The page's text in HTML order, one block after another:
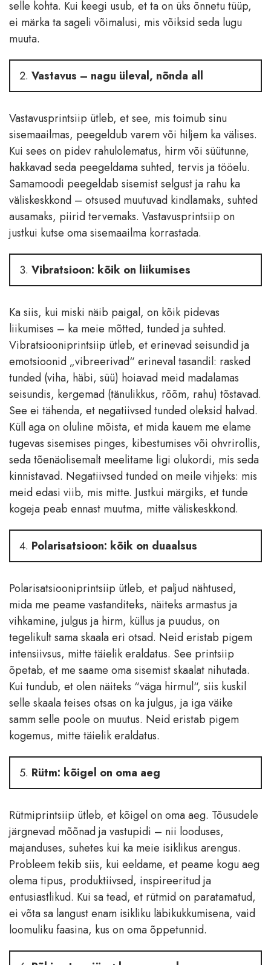
selle kohta. Kui keegi usub, et ta on üks õnnetu tüüp,
ei märka ta sageli võimalusi, mis võiksid seda lugu
muuta.
Vastavus – nagu üleval, nõnda all
Vastavusprintsiip ütleb, et see, mis toimub sinu
sisemaailmas, peegeldub varem või hiljem ka välises.
Kui sees on pidev rahulolematus, hirm või süütunne,
hakkavad seda peegeldama suhted, tervis ja tööelu.
Samamoodi peegeldab sisemist selgust ja rahu ka
väliskeskkond – otsused muutuvad kindlamaks, suhted
ausamaks, piirid tervemaks. Vastavusprintsiip on
justkui kutse oma sisemaailma korrastada.
Vibratsioon: kõik on liikumises
Ka siis, kui miski näib paigal, on kõik pidevas
liikumises – ka meie mõtted, tunded ja suhted.
Vibratsiooniprintsiip ütleb, et erinevad seisundid ja
emotsioonid „vibreerivad“ erineval tasandil: rasked
tunded (viha, häbi, süü) hoiavad meid madalamas
seisundis, kergemad (tänulikkus, rõõm, rahu) tõstavad.
See ei tähenda, et negatiivsed tunded oleksid halvad.
Küll aga on oluline mõista, et mida kauem me elame
tugevas sisemises pinges, kibestumises või ohvrirollis,
seda tõenäolisemalt meelitame ligi olukordi, mis seda
kinnistavad. Negatiivsed tunded on meile vihjeks: mis
meid edasi viib, mis mitte. Justkui märgiks, et tunde
kogeja peab ennast muutma, mitte väliskeskkond.
Polarisatsioon: kõik on duaalsus
Polarisatsiooniprintsiip ütleb, et paljud nähtused,
mida me peame vastanditeks, näiteks armastus ja
vihkamine, julgus ja hirm, küllus ja puudus, on
tegelikult sama skaala eri otsad. Neid eristab pigem
intensiivsus, mitte täielik eraldatus. See printsiip
õpetab, et me saame oma sisemist skaalat nihutada.
Kui tundub, et olen näiteks “väga hirmul“, siis kuskil
selle skaala teises otsas on ka julgus, ja iga väike
samm selle poole on muutus. Neid eristab pigem
kogemus, mitte täielik eraldatus.
Rütm: kõigel on oma aeg
Rütmiprintsiip ütleb, et kõigel on oma aeg. Tõusudele
järgnevad mõõnad ja vastupidi – nii looduses,
majanduses, suhetes kui ka meie isiklikus arengus.
Probleem tekib siis, kui eeldame, et peame kogu aeg
olema tipus, produktiivsed, inspireeritud ja
entusiastlikud. Kui sa tead, et rütmid on paratamatud,
ei võta sa langust enam isikliku läbikukkumisena, vaid
loomuliku faasina, kus on oma õppetunnid.